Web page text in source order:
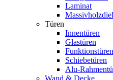
Laminat
Türen
Innentüren
Glastüren
Funktionstüren
Schiebetüren
Alu-
Wand & Decke